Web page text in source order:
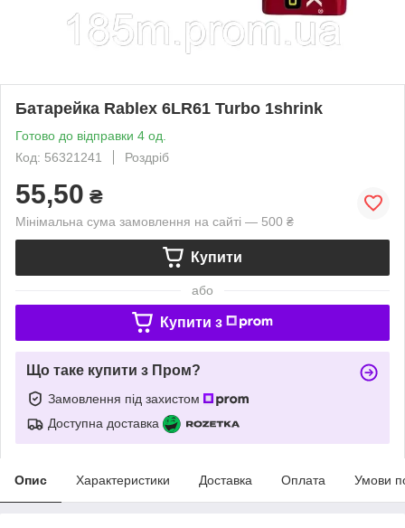
Батарейка Rablex 6LR61 Turbo 1shrink
Готово до відправки 4 од.
Код: 56321241
Роздріб
55,50 ₴
Мінімальна сума замовлення на сайті — 500 ₴
Купити
або
Купити з
Що таке купити з Пром?
Замовлення під захистом
Доступна доставка
Опис Характеристики Доставка Оплата Умови